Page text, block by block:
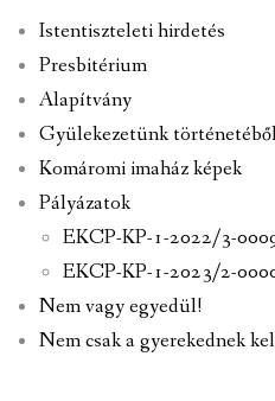
Istentiszteleti hirdetés
Presbitérium
Alapítvány
Gyülekezetünk
Komáromi imaház képek
Pályázatok
EKCP-KP-1-2022/3-
EKCP-KP-1-2023/2-
Nem vagy egyedül!
Nem csak a gyerekednek